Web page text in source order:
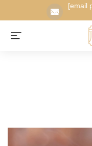
[email